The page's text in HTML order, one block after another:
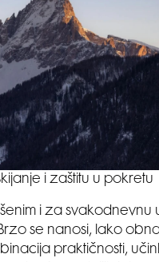
i zaštitu u pokretu
i za svakodnevnu
se nanosi, lako
praktičnosti,